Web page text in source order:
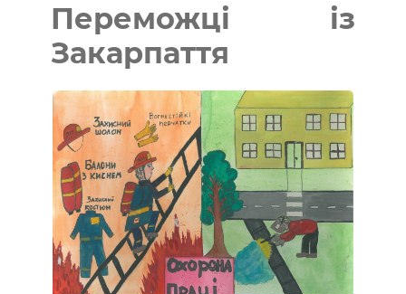
Переможці із
Закарпаття